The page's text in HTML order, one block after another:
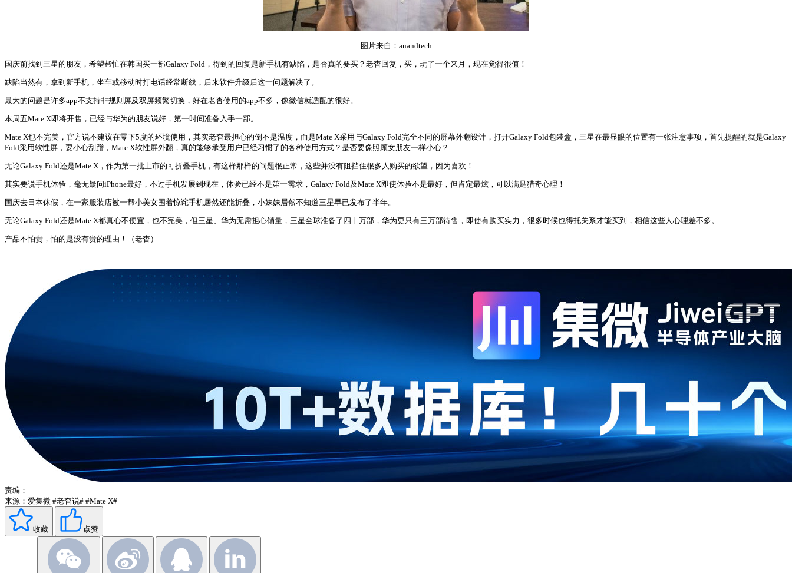
图片来自：anandtech
国庆前找到三星的朋友，希望帮忙在韩国买一部Galaxy Fold，得到的回复是新手机有缺陷，是否真的要买？老杳回复，买，玩了一个来月，现在觉得很值！
缺陷当然有，拿到新手机，坐车或移动时打电话经常断线，后来软件升级后这一问题解决了。
最大的问题是许多app不支持非规则屏及双屏频繁切换，好在老杳使用的app不多，像微信就适配的很好。
本周五Mate X即将开售，已经与华为的朋友说好，第一时间准备入手一部。
Mate X也不完美，官方说不建议在零下5度的环境使用，其实老杳最担心的倒不是温度，而是Mate X采用与Galaxy Fold完全不同的屏幕外翻设计，打开Galaxy Fold包装盒，三星在最显眼的位置有一张注意事项，首先提醒的就是Galaxy
Fold采用软性屏，要小心刮蹭，Mate X软性屏外翻，真的能够承受用户已经习惯了的各种使用方式？是否要像照顾女朋友一样小心？
无论Galaxy Fold还是Mate X，作为第一批上市的可折叠手机，有这样那样的问题很正常，这些并没有阻挡住很多人购买的欲望，因为喜欢！
其实要说手机体验，毫无疑问iPhone最好，不过手机发展到现在，体验已经不是第一需求，Galaxy Fold及Mate X即使体验不是最好，但肯定最炫，可以满足猎奇心理！
国庆去日本休假，在一家服装店被一帮小美女围着惊诧手机居然还能折叠，小妹妹居然不知道三星早已发布了半年。
无论Galaxy Fold还是Mate X都真心不便宜，也不完美，但三星、华为无需担心销量，三星全球准备了四十万部，华为更只有三万部待售，即使有购买实力，很多时候也得托关系才能买到，相信这些人心理差不多。
产品不怕贵，怕的是没有贵的理由！（老杳）
责编：
来源：爱集微 #老杳说# #Mate X#
收藏 点赞